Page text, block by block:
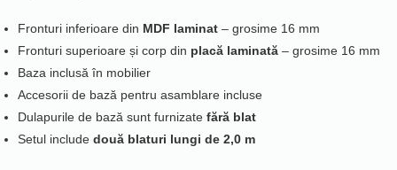
Fronturi inferioare din MDF laminat – grosime 16 mm
Fronturi superioare și corp din placă laminată – grosime 16 mm
Baza inclusă în mobilier
Accesorii de bază pentru asamblare incluse
Dulapurile de bază sunt furnizate fără blat
Setul include două blaturi lungi de 2,0 m